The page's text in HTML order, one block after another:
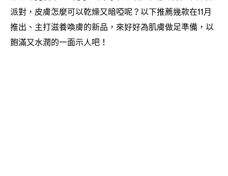
派對 ， 皮膚怎麼可以乾燥又暗啞呢？以下推薦幾款在11月
推出、主打滋養喚膚的新品 ， 來好好為肌膚做足準備 ， 以
飽滿又水潤的一面示人吧 ！